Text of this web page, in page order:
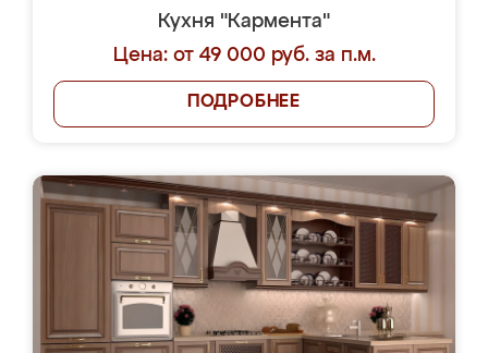
Кухня "Кармента"
Цена: от 49 000 руб. за п.м.
ПОДРОБНЕЕ